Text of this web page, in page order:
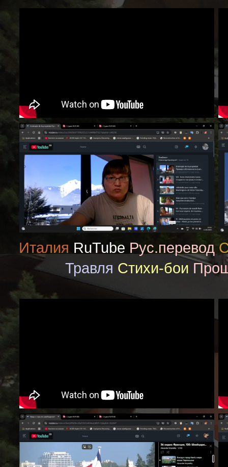
Италия RuTube Рус.перевод
Травля Стихи-бои